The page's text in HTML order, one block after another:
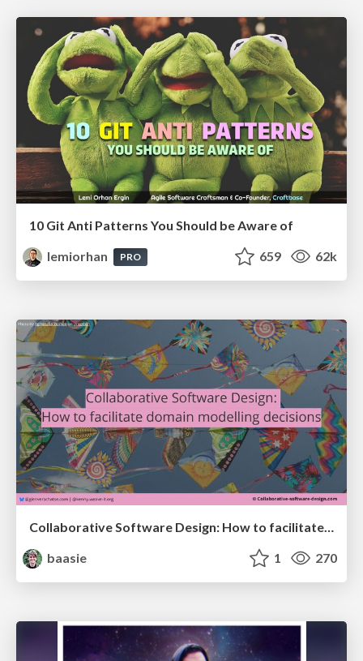
10 Git Anti Patterns You Should be Aware of
lemiorhan
PRO 659 62k
Collaborative Software Design: How to facilitate domain modelling decisions
baasie
1 270